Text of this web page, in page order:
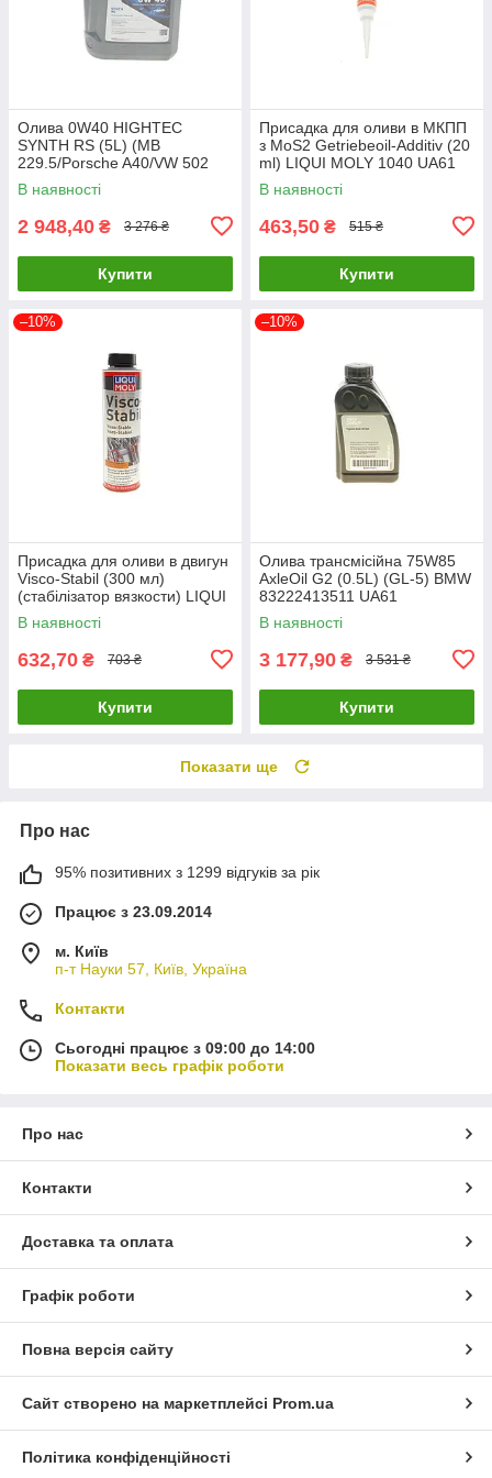
Олива 0W40 HIGHTEC
SYNTH RS (5L) (MB
229.5/Porsche A40/VW 502
00/505 00) (ACEA A3/B4) (API
20020-0050-99 UA61
В наявності
2 948,40 ₴ 3 276 ₴
Купити
Присадка для оливи в МКПП
з MoS2 Getriebeoil-Additiv (20
ml) LIQUI MOLY 1040 UA61
В наявності
463,50 ₴ 515 ₴
Купити
–10%
Присадка для оливи в двигун
Visco-Stabil (300 мл)
(cтабілізатор вязкости) LIQUI
MOLY 1017 UA61
В наявності
632,70 ₴ 703 ₴
Купити
–10%
Олива трансмісійна 75W85
AxleOil G2 (0.5L) (GL-5) BMW
83222413511 UA61
В наявності
3 177,90 ₴ 3 531 ₴
Купити
Показати ще
Про нас
95% позитивних з 1299 відгуків за рік
Працює з 23.09.2014
м. Київ
п-т Науки 57, Київ, Україна
Контакти
Сьогодні працює з 09:00 до 14:00
Показати весь графік роботи
Про нас
Контакти
Доставка та оплата
Графік роботи
Повна версія сайту
Сайт створено на маркетплейсі Prom.ua
Політика конфіденційності